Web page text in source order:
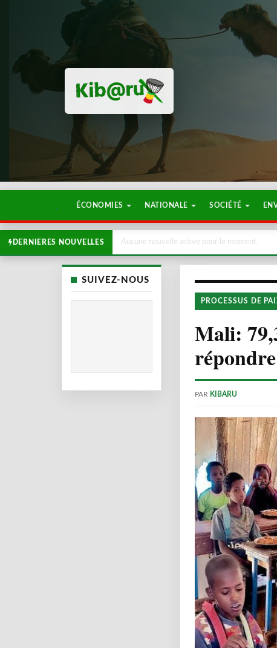
ÉCONOMIES NATIONALE SOCIÉTÉ
DERNIERES NOUVELLES Aucune nouvelle active pour le moment.
SUIVEZ-NOUS
PROCESSUS DE
Mali:
PAR KIBARU